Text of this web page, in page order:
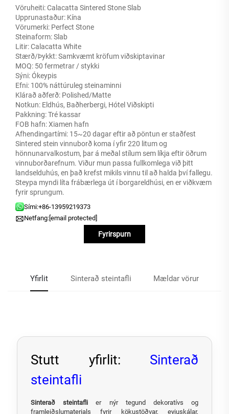
Vöruheiti: Calacatta Sintered Stone Slab
Upprunastaður: Kína
Vörumerki: Perfect Stone
Steinaform: Slab
Litir: Calacatta White
Stærð/Þykkt: Samkvæmt kröfum viðskiptavinar
MOQ: 50 fermetrar / stykki
Sýni: Ókeypis
Efni: 100% náttúruleg steinaminni
Klárað aðferð: Polished/Matte
Notkun: Eldhús, Baðherbergi, Hótel Viðskipti
Pakkning: Tré kassar
FOB hafn: Xiamen hafn
Afhendingartími: 15~20 dagar eftir að pöntun er staðfest
Sintered stein vinnuborð koma í yfir 220 litum og
hönnunarvalkostum, þar á meðal stílum sem líkja eftir öðrum
vinnuborðarefnum. Viður mun passa fullkomlega við þitt
landselduhús, en það krefst mikils vinnu til að halda því fallegu.
Steypa myndi líta frábærlega út í borgareldhúsi, en er viðkvæm
fyrir sprungum.
Sími:+86-13959219373
Netfang:[email protected]
Fyrirspurn
Yfirlit Sinterað steintafli Mældar vörur
Stutt yfirlit: Sinterað
steintafli
Sinterað steintaflier nýr tegund dekoratívs og
framleiðslumaterials fyrir kökustöðvar, eyjuskálar,